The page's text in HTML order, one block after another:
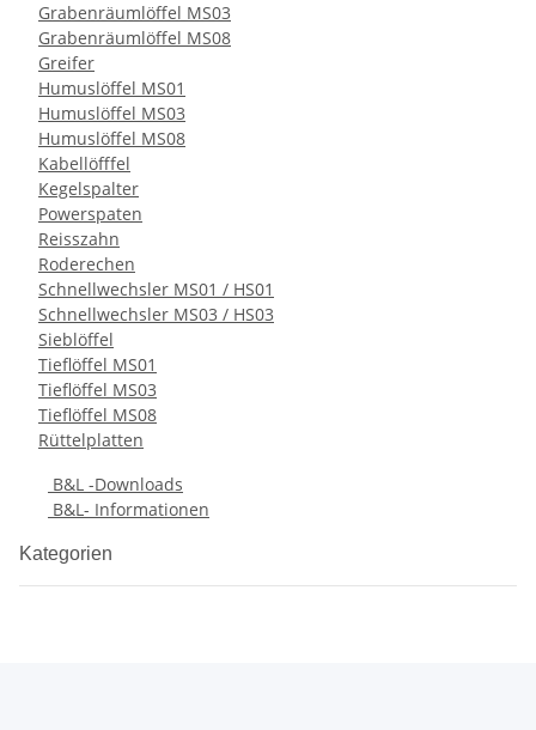
Grabenräumlöffel MS03
Grabenräumlöffel MS08
Greifer
Humuslöffel MS01
Humuslöffel MS03
Humuslöffel MS08
Kabellöfffel
Kegelspalter
Powerspaten
Reisszahn
Roderechen
Schnellwechsler MS01 / HS01
Schnellwechsler MS03 / HS03
Sieblöffel
Tieflöffel MS01
Tieflöffel MS03
Tieflöffel MS08
Rüttelplatten
B&L -Downloads
B&L- Informationen
Kategorien